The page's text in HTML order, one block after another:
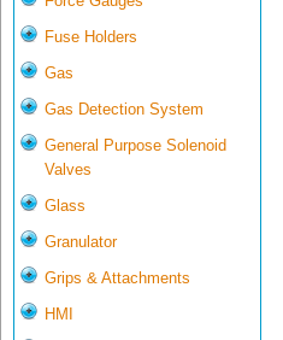
Fuse Holders
Gas
Gas Detection System
General Purpose Solenoid
Valves
Glass
Granulator
Grips & Attachments
HMI